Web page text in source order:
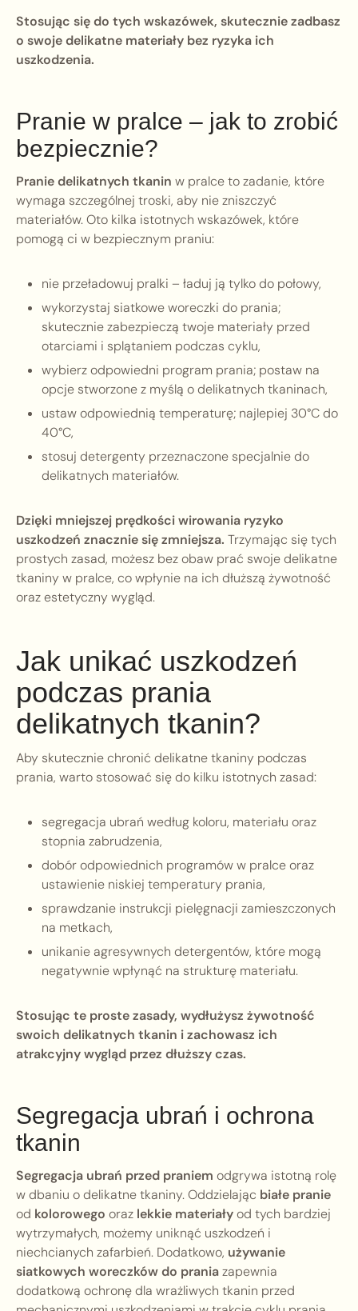
Stosując się do tych wskazówek, skutecznie zadbasz
o swoje delikatne materiały bez ryzyka ich
uszkodzenia.
Pranie w pralce – jak to zrobić
bezpiecznie?
Pranie delikatnych tkanin w pralce to zadanie, które
wymaga szczególnej troski, aby nie zniszczyć
materiałów. Oto kilka istotnych wskazówek, które
pomogą ci w bezpiecznym praniu:
nie przeładowuj pralki – ładuj ją tylko do połowy,
wykorzystaj siatkowe woreczki do prania;
skutecznie zabezpieczą twoje materiały przed
otarciami i splątaniem podczas cyklu,
wybierz odpowiedni program prania; postaw na
opcje stworzone z myślą o delikatnych tkaninach,
ustaw odpowiednią temperaturę; najlepiej 30°C do
40°C,
stosuj detergenty przeznaczone specjalnie do
delikatnych materiałów.
Dzięki mniejszej prędkości wirowania ryzyko
uszkodzeń znacznie się zmniejsza. Trzymając się tych
prostych zasad, możesz bez obaw prać swoje delikatne
tkaniny w pralce, co wpłynie na ich dłuższą żywotność
oraz estetyczny wygląd.
Jak unikać uszkodzeń
podczas prania
delikatnych tkanin?
Aby skutecznie chronić delikatne tkaniny podczas
prania, warto stosować się do kilku istotnych zasad:
segregacja ubrań według koloru, materiału oraz
stopnia zabrudzenia,
dobór odpowiednich programów w pralce oraz
ustawienie niskiej temperatury prania,
sprawdzanie instrukcji pielęgnacji zamieszczonych
na metkach,
unikanie agresywnych detergentów, które mogą
negatywnie wpłynąć na strukturę materiału.
Stosując te proste zasady, wydłużysz żywotność
swoich delikatnych tkanin i zachowasz ich
atrakcyjny wygląd przez dłuższy czas.
Segregacja ubrań i ochrona
tkanin
Segregacja ubrań przed praniem odgrywa istotną rolę
w dbaniu o delikatne tkaniny. Oddzielając białe pranie
od kolorowego oraz lekkie materiałyod tych bardziej
wytrzymałych, możemy uniknąć uszkodzeń i
niechcianych zafarbień. Dodatkowo, używanie
siatkowych woreczków do praniazapewnia
dodatkową ochronę dla wrażliwych tkanin przed